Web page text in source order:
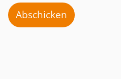
Abschicken